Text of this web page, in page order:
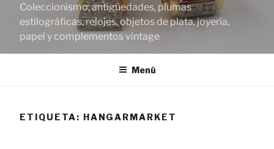
Coleccionismo, antigüedades, plumas
estilográficas, relojes, objetos de plata, joyería,
papel y complementos vintage
Menú
ETIQUETA: HANGARMARKET